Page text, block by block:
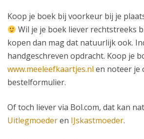
Koop je boek bij voorkeur bij je
Wil je je boek liever rechtstreeks
kopen dan mag dat natuurlijk ook.
handgeschreven opdracht. Koop je
www.meeleefkaartjes.nl en noteer je
bestelformulier.
Of toch liever via Bol.com, dat kan
Uitlegmoederen IJskastmoeder.